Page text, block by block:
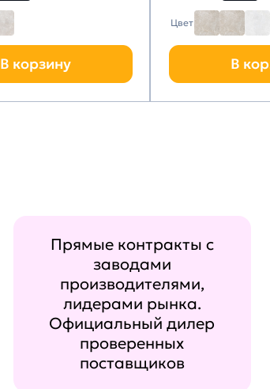
В корзину
Цвет
В
Прямые контракты с
заводами
производителями,
лидерами рынка.
Официальный дилер
проверенных
поставщиков